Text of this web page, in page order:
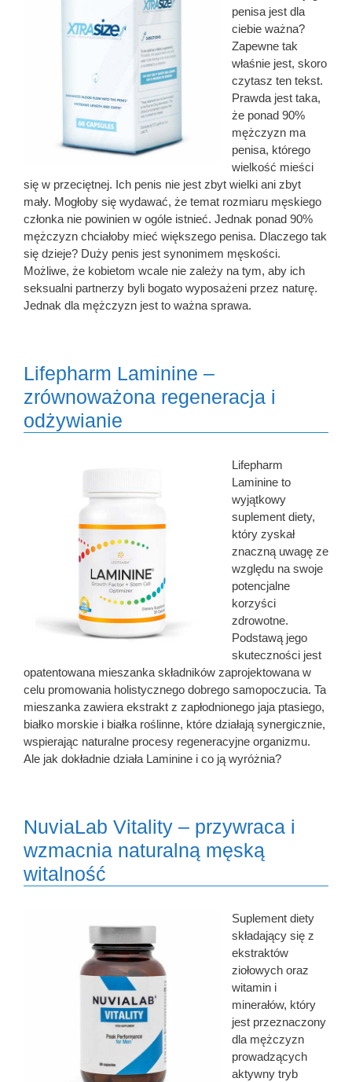
penisa jest dla
ciebie ważna?
Zapewne tak
właśnie jest, skoro
czytasz ten tekst.
Prawda jest taka,
że ponad 90%
mężczyzn ma
penisa, którego
wielkość mieści
się w przeciętnej. Ich penis nie jest zbyt wielki ani zbyt
mały. Mogłoby się wydawać, że temat rozmiaru męskiego
członka nie powinien w ogóle istnieć. Jednak ponad 90%
mężczyzn chciałoby mieć większego penisa. Dlaczego tak
się dzieje? Duży penis jest synonimem męskości.
Możliwe, że kobietom wcale nie zależy na tym, aby ich
seksualni partnerzy byli bogato wyposażeni przez naturę.
Jednak dla mężczyzn jest to ważna sprawa.
Lifepharm Laminine –
zrównoważona regeneracja i
odżywianie
Lifepharm
Laminine to
wyjątkowy
suplement diety,
który zyskał
znaczną uwagę ze
względu na swoje
potencjalne
korzyści
zdrowotne.
Podstawą jego
skuteczności jest
opatentowana mieszanka składników zaprojektowana w
celu promowania holistycznego dobrego samopoczucia. Ta
mieszanka zawiera ekstrakt z zapłodnionego jaja ptasiego,
białko morskie i białka roślinne, które działają synergicznie,
wspierając naturalne procesy regeneracyjne organizmu.
Ale jak dokładnie działa Laminine i co ją wyróżnia?
NuviaLab Vitality – przywraca i
wzmacnia naturalną męską
witalność
Suplement diety
składający się z
ekstraktów
ziołowych oraz
witamin i
minerałów, który
jest przeznaczony
dla mężczyzn
prowadzących
aktywny tryb